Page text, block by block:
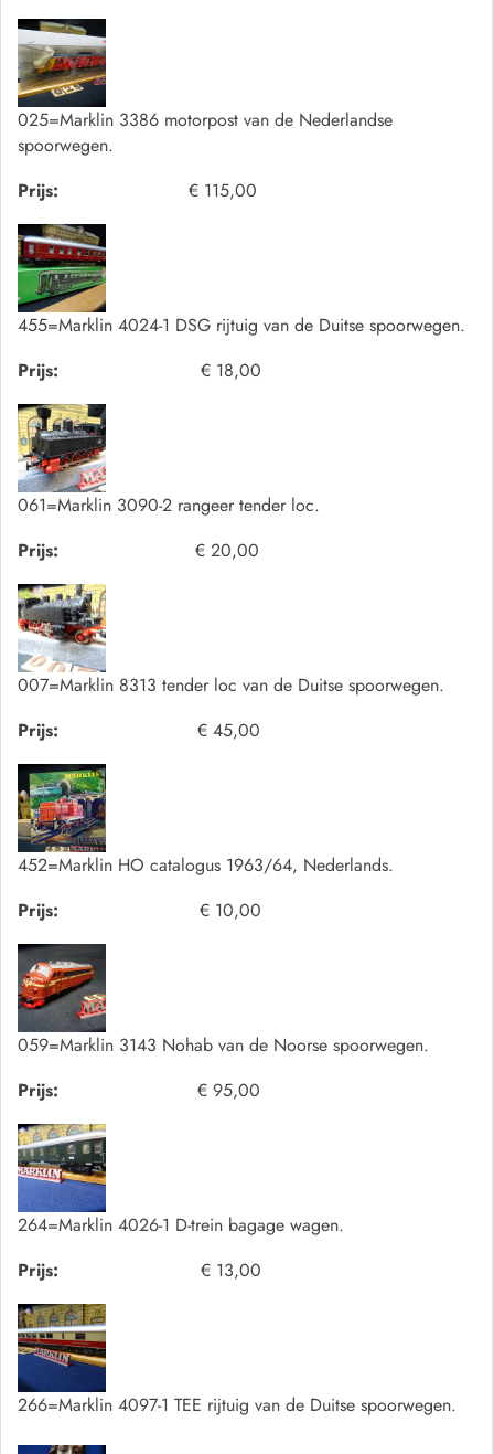
025=Marklin 3386 motorpost van de Nederlandse
spoorwegen.
Prijs:
€ 115,00
455=Marklin 4024-1 DSG rijtuig van de Duitse spoorwegen.
Prijs:
€ 18,00
061=Marklin 3090-2 rangeer tender loc.
Prijs:
€ 20,00
007=Marklin 8313 tender loc van de Duitse spoorwegen.
Prijs:
€ 45,00
452=Marklin HO catalogus 1963/64, Nederlands.
Prijs:
€ 10,00
059=Marklin 3143 Nohab van de Noorse spoorwegen.
Prijs:
€ 95,00
264=Marklin 4026-1 D-trein bagage wagen.
Prijs:
€ 13,00
266=Marklin 4097-1 TEE rijtuig van de Duitse spoorwegen.